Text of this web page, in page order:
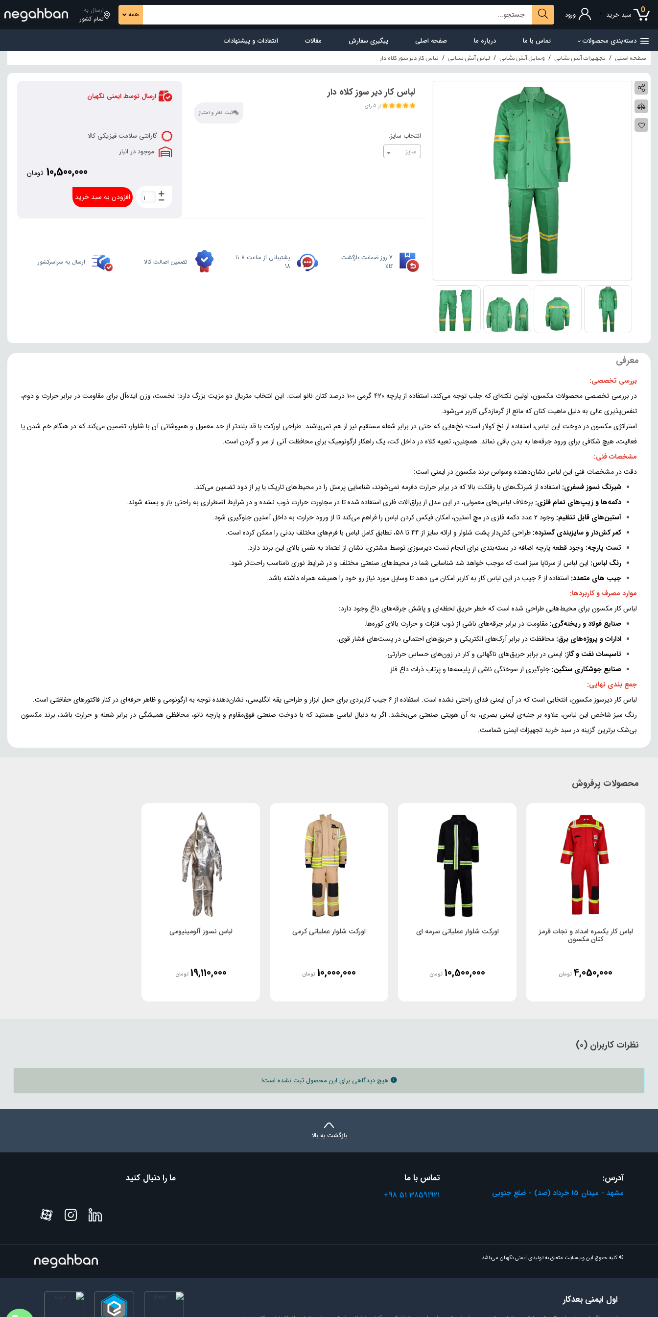
0 سبد خرید ورود همه
ارسال به
تمام کشور
دسته‌بندی محصولات تماس با ما درباره ما صفحه اصلی پیگیری سفارش مقالات انتقادات و پیشنهادات
صفحه اصلی تجهیزات آتش نشانی وسایل آتش نشانی لباس آتش نشانی لباس کار دیر سوز کلاه دار
لباس کار دیر سوز کلاه دار
از 5 رای
ثبت نظر و امتیاز
انتخاب سایز:
سایز
ارسال توسط ایمنی نگهبان
گارانتی سلامت فیزیکی کالا
موجود در انبار
10,500,000 تومان
افزودن به سبد خرید
7 روز ضمانت بازگشت
کالا
پشتیبانی از ساعت 8 تا
18
تضمین اصالت کالا ارسال به سراسرکشور
معرفی
بررسی تخصصی:
در بررسی تخصصی محصولات مکسون، اولین نکته‌ای که جلب توجه می‌کند، استفاده از پارچه ۴۲۰ گرمی ۱۰۰ درصد کتان نانو است. این انتخاب متریال دو مزیت بزرگ دارد: نخست، وزن ایده‌آل برای مقاومت در برابر حرارت و دوم،
تنفس‌پذیری عالی به دلیل ماهیت کتان که مانع از گرمازدگی کاربر می‌شود.
استراتژی مکسون در دوخت این لباس، استفاده از نخ کولار است؛ نخ‌هایی که حتی در برابر شعله مستقیم نیز از هم نمی‌پاشند. طراحی اورکت با قد بلندتر از حد معمول و همپوشانی آن با شلوار، تضمین می‌کند که در هنگام خم شدن یا
فعالیت، هیچ شکافی برای ورود جرقه‌ها به بدن باقی نماند. همچنین، تعبیه کلاه در داخل کت، یک راهکار ارگونومیک برای محافظت آنی از سر و گردن است.
مشخصات فنی:
دقت در مشخصات فنی این لباس نشان‌دهنده وسواس برند مکسون در ایمنی است:
شبرنگ نسوز فسفری: استفاده از شبرنگ‌های با رفلکت بالا که در برابر حرارت دفرمه نمی‌شوند، شناسایی پرسنل را در محیط‌های تاریک یا پر از دود تضمین می‌کند.
دکمه‌ها و زیپ‌های تمام فلزی: برخلاف لباس‌های معمولی، در این مدل از یراق‌آلات فلزی استفاده شده تا در مجاورت حرارت ذوب نشده و در شرایط اضطراری به راحتی باز و بسته شوند.
آستین‌های قابل تنظیم: وجود ۲ عدد دکمه فلزی در مچ آستین، امکان فیکس کردن لباس را فراهم می‌کند تا از ورود حرارت به داخل آستین جلوگیری شود.
کمر کش‌دار و سایزبندی گسترده: طراحی کش‌دار پشت شلوار و ارائه سایز از ۴۴ تا ۵۸، تطابق کامل لباس با فرم‌های مختلف بدنی را ممکن کرده است.
تست پارچه: وجود قطعه پارچه اضافه در بسته‌بندی برای انجام تست دیرسوزی توسط مشتری، نشان از اعتماد به نفس بالای این برند دارد.
رنگ لباس: این لباس از سرتاپا سبز است که موجب خواهد شد شناسایی شما در محیط‌های صنعتی مختلف و در شرایط نوری نامناسب راحت‌تر شود.
جیب های متعدد: استفاده از 6 جیب در این لباس کار به کاربر امکان می دهد تا وسایل مورد نیاز رو خود را همیشه همراه داشته باشد.
موارد مصرف و کاربردها:
لباس کار مکسون برای محیط‌هایی طراحی شده است که خطر حریق لحظه‌ای و پاشش جرقه‌های داغ وجود دارد:
صنایع فولاد و ریخته‌گری: مقاومت در برابر جرقه‌های ناشی از ذوب فلزات و حرارت بالای کوره‌ها.
ادارات و پروژه‌های برق: محافظت در برابر آرک‌های الکتریکی و حریق‌های احتمالی در پست‌های فشار قوی.
تاسیسات نفت و گاز: ایمنی در برابر حریق‌های ناگهانی و کار در زون‌های حساس حرارتی.
صنایع جوشکاری سنگین: جلوگیری از سوختگی ناشی از پلیسه‌ها و پرتاب ذرات داغ فلز.
جمع بندی نهایی:
لباس کار دیرسوز مکسون، انتخابی است که در آن ایمنی فدای راحتی نشده است. استفاده از ۶ جیب کاربردی برای حمل ابزار و طراحی یقه انگلیسی، نشان‌دهنده توجه به ارگونومی و ظاهر حرفه‌ای در کنار فاکتورهای حفاظتی است.
رنگ سبز شاخص این لباس، علاوه بر جنبه‌ی ایمنی بصری، به آن هویتی صنعتی می‌بخشد. اگر به دنبال لباسی هستید که با دوخت صنعتی فوق‌مقاوم و پارچه نانو، محافظی همیشگی در برابر شعله و حرارت باشد، برند مکسون
بی‌شک برترین گزینه در سبد خرید تجهیزات ایمنی شماست.
محصولات پرفروش
لباس کار یکسره امداد و نجات قرمز
کتان مکسون
4,050,000 تومان
اورکت شلوار عملیاتی سرمه ای
10,500,000 تومان
اورکت شلوار عملیاتی کرمی
10,000,000 تومان
لباس نسوز آلومینیومی
19,110,000 تومان
نظرات کاربران (0)
هیچ دیدگاهی برای این محصول ثبت نشده است!
بازگشت به بالا
آدرس:
مشهد - میدان 15 خرداد (ضد) - ضلع جنوبی
تماس با ما
+98 51 38591921
ما را دنبال کنید
© کلیه حقوق این وب‌سایت متعلق به تولیدی ایمنی نگهبان می‌باشد.
اول ایمنی بعدکار